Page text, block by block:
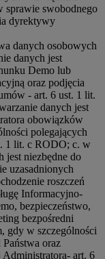
sprawie swobodnego
dyrektywy
danych osobowych
danych jest
Demo lub
oraz podjęcia
- art. 6 ust. 1 lit.
danych jest
obowiązków
polegających
1 lit. c RODO; c. w
jest niezbędne do
uzasadnionych
roszczeń
Informacyjno-
bezpieczeństwo,
bezpośredni
gdy w szczególności
Państwa oraz
Administratora- art. 6